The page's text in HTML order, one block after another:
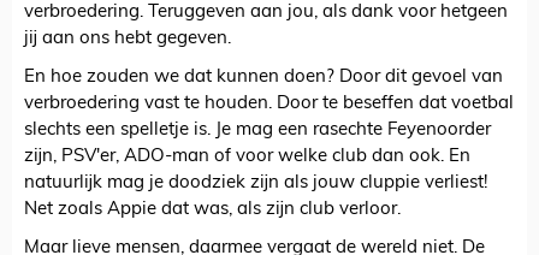
verbroedering. Teruggeven aan jou, als dank voor hetgeen
jij aan ons hebt gegeven.
En hoe zouden we dat kunnen doen? Door dit gevoel van
verbroedering vast te houden. Door te beseffen dat voetbal
slechts een spelletje is. Je mag een rasechte Feyenoorder
zijn, PSV'er, ADO-man of voor welke club dan ook. En
natuurlijk mag je doodziek zijn als jouw cluppie verliest!
Net zoals Appie dat was, als zijn club verloor.
Maar lieve mensen, daarmee vergaat de wereld niet. De